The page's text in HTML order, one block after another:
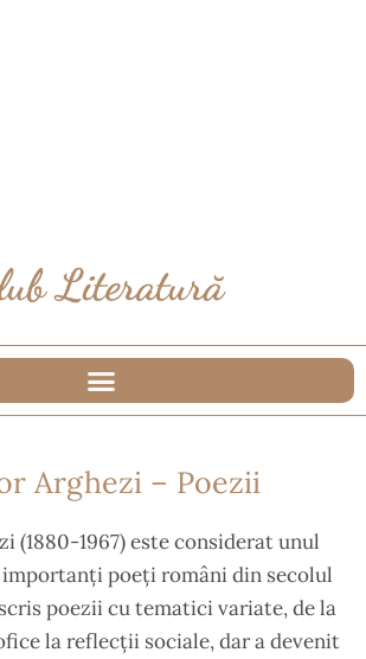
Arghezi – Poezii
(1880-1967) este considerat unul
poeți români din secolul
poezii cu tematici variate, de la
la reflecții sociale, dar a devenit